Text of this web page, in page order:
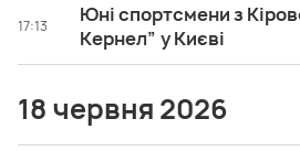
17:13
Юні спортсмени з
Кернел” у Києві
18 червня 2026